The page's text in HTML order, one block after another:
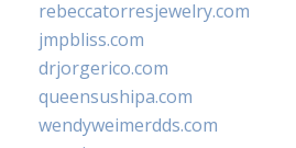
rebeccatorresjewelry.com
jmpbliss.com
drjorgerico.com
queensushipa.com
wendyweimerdds.com